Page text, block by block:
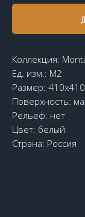
Коллекция:
Ед. изм.: М2
Размер:
Поверхность:
Рельеф: нет
Цвет: белый
Страна: Россия